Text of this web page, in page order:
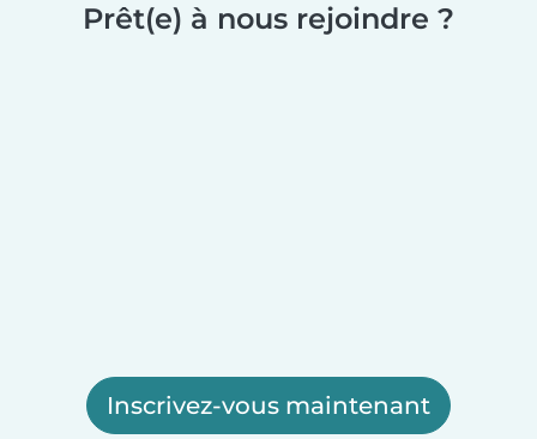
Prêt(e) à nous rejoindre ?
Inscrivez-vous maintenant